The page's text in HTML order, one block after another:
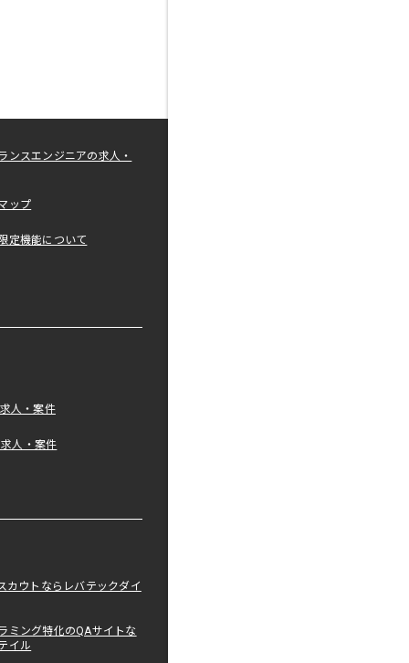
ンスエンジニアの求人・
ップ
定機能について
人・案件
人・案件
カウトならレバテックダイ
ミング特化のQAサイトな
イル